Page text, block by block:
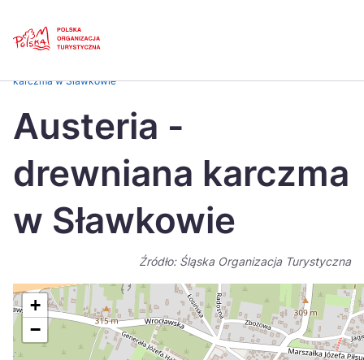
Česká
Dansk
Italiano
日本
Português
Suomi
karczma w Sławkowie
Austeria -
drewniana karczma
w Sławkowie
Źródło: Śląska Organizacja Turystyczna
+
−